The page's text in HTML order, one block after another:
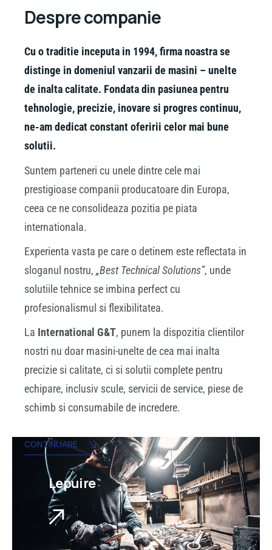
Despre companie
Cu o traditie inceputa in 1994, firma noastra se
distinge in domeniul vanzarii de masini – unelte
de inalta calitate. Fondata din pasiunea pentru
tehnologie, precizie, inovare si progres continuu,
ne-am dedicat constant oferirii celor mai bune
solutii.
Suntem parteneri cu unele dintre cele mai
prestigioase companii producatoare din Europa,
ceea ce ne consolideaza pozitia pe piata
internationala.
Experienta vasta pe care o detinem este reflectata in
sloganul nostru, „Best Technical Solutions”, unde
solutiile tehnice se imbina perfect cu
profesionalismul si flexibilitatea.
La International G&T, punem la dispozitia clientilor
nostri nu doar masini-unelte de cea mai inalta
precizie si calitate, ci si solutii complete pentru
echipare, inclusiv scule, servicii de service, piese de
schimb si consumabile de incredere.
CONTINUARE
Lepuire